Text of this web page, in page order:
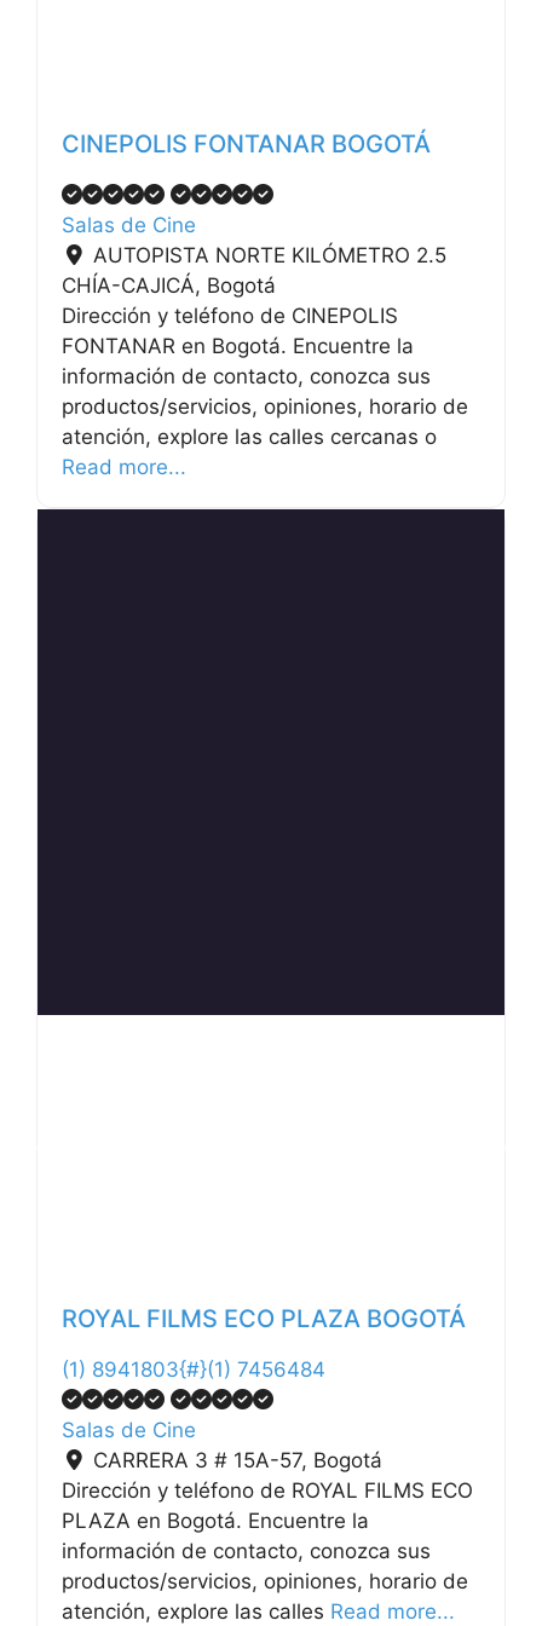
CINEPOLIS FONTANAR BOGOTÁ
Salas de Cine
AUTOPISTA NORTE KILÓMETRO 2.5
CHÍA-CAJICÁ, Bogotá
Dirección y teléfono de CINEPOLIS
FONTANAR en Bogotá. Encuentre la
información de contacto, conozca sus
productos/servicios, opiniones, horario de
atención, explore las calles cercanas o
Read more...
ROYAL FILMS ECO PLAZA BOGOTÁ
(1) 8941803{#}(1) 7456484
Salas de Cine
CARRERA 3 # 15A-57, Bogotá
Dirección y teléfono de ROYAL FILMS ECO
PLAZA en Bogotá. Encuentre la
información de contacto, conozca sus
productos/servicios, opiniones, horario de
atención, explore las calles Read more...